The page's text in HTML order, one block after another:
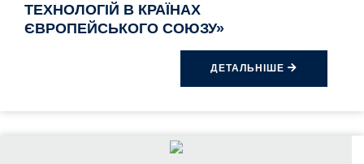
ТЕХНОЛОГІЙ В КРАЇНАХ
ЄВРОПЕЙСЬКОГО СОЮЗУ»
ДЕТАЛЬНІШЕ